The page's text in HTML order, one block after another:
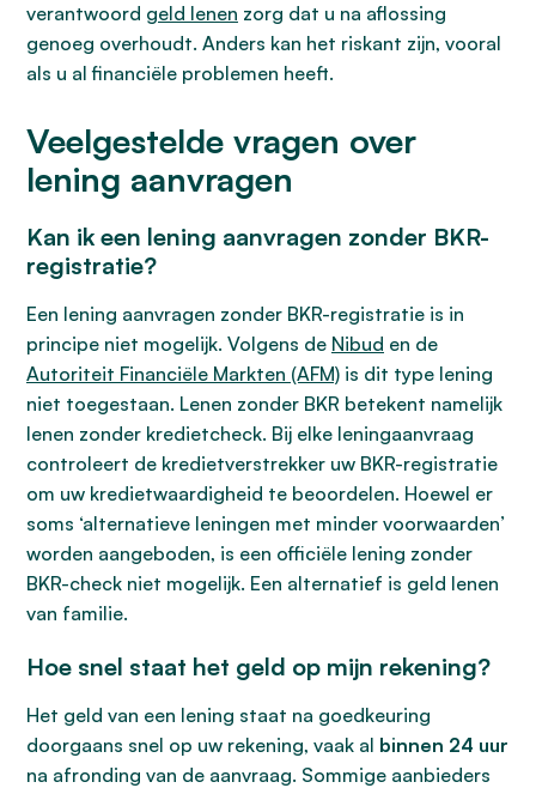
verantwoord geld lenen zorg dat u na aflossing
genoeg overhoudt. Anders kan het riskant zijn, vooral
als u al financiële problemen heeft.
Veelgestelde vragen over
lening aanvragen
Kan ik een lening aanvragen zonder BKR-
registratie?
Een lening aanvragen zonder BKR-registratie is in
principe niet mogelijk. Volgens de Nibud en de
Autoriteit Financiële Markten (AFM) is dit type lening
niet toegestaan. Lenen zonder BKR betekent namelijk
lenen zonder kredietcheck. Bij elke leningaanvraag
controleert de kredietverstrekker uw BKR-registratie
om uw kredietwaardigheid te beoordelen. Hoewel er
soms ‘alternatieve leningen met minder voorwaarden’
worden aangeboden, is een officiële lening zonder
BKR-check niet mogelijk. Een alternatief is geld lenen
van familie.
Hoe snel staat het geld op mijn rekening?
Het geld van een lening staat na goedkeuring
doorgaans snel op uw rekening, vaak al binnen 24 uur
na afronding van de aanvraag. Sommige aanbieders